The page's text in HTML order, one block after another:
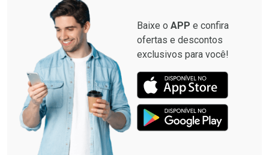
Baixe o APP e confira
ofertas e descontos
exclusivos para você!